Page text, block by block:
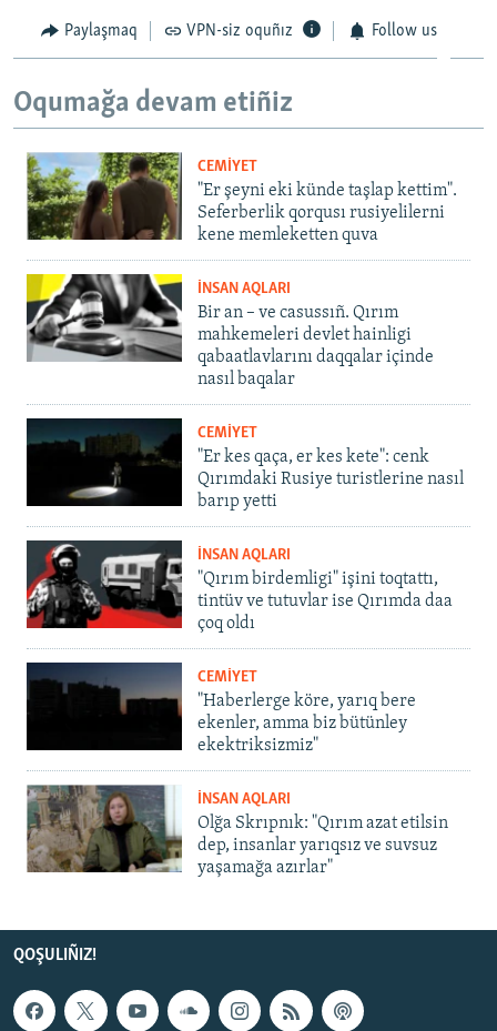
Paylaşmaq VPN-siz oquñız Follow us
Oqumağa devam etiñiz
CEMİYET
"Er şeyni eki künde taşlap kettim".
Seferberlik qorqusı rusiyelilerni
kene memleketten quva
İNSAN AQLARI
Bir an – ve casussıñ. Qırım
mahkemeleri devlet hainligi
qabaatlavlarını daqqalar içinde
nasıl baqalar
CEMİYET
"Er kes qaça, er kes kete": cenk
Qırımdaki Rusiye turistlerine nasıl
barıp yetti
İNSAN AQLARI
"Qırım birdemligi" işini toqtattı,
tintüv ve tutuvlar ise Qırımda daa
çoq oldı
CEMİYET
"Haberlerge köre, yarıq bere
ekenler, amma biz bütünley
ekektriksizmiz"
İNSAN AQLARI
Olğa Skrıpnık: "Qırım azat etilsin
dep, insanlar yarıqsız ve suvsuz
yaşamağa azırlar"
QOŞULIÑIZ!